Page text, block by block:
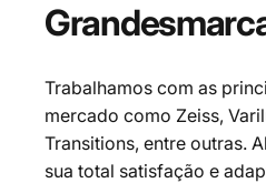
Grandes
Trabalhamos com as
mercado como Zeiss,
Transitions, entre outras.
sua total satisfação e